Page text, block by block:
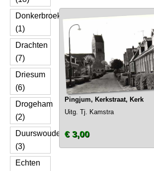
Donkerbroek
(1)
Drachten
(7)
Driesum
(6)
Drogeham
(2)
Duurswoude
(3)
Echten
Pingjum, Kerkstraat, Kerk
Uitg. Tj. Kamstra
€ 3,00